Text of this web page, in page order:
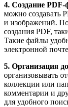
4. Создание PDF-
можно создавать
и изображений.
создания PDF,
Такие файлы
электронной
5. Организация
организовывать
коллекции или
комментарии и
для удобного